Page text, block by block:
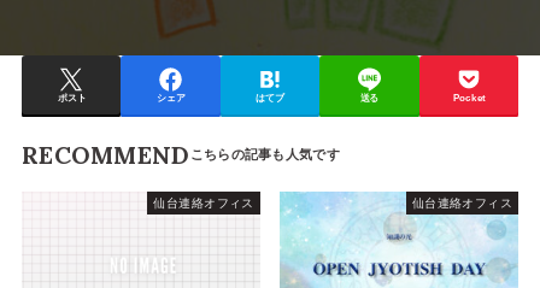
ポスト シェア はてブ 送る Pocket
RECOMMEND
仙台連絡オフィス 仙台連絡オフィス